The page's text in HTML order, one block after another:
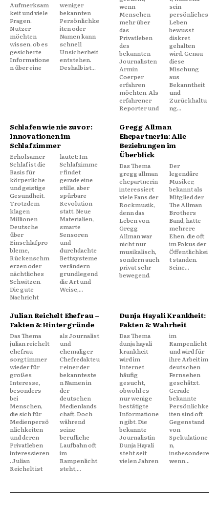
Aufmerksam
keit und viele
Fragen.
Nutzer
möchten
wissen, ob es
gesicherte
Informatione
n über eine
weniger
bekannten
Persönlichke
iten oder
Namen kann
schnell
Unsicherheit
entstehen.
Deshalb ist...
wenn
Menschen
mehr über
das
Privatleben
des
bekannten
Journalisten
Armin
Coerper
erfahren
möchten. Als
erfahrener
Reporter und
sein
persönliches
Leben
bewusst
diskret
gehalten
wird. Genau
diese
Mischung
aus
Bekanntheit
und
Zurückhaltu
ng...
Schlafen wie nie zuvor:
Innovationen im
Schlafzimmer
Erholsamer
Schlaf ist die
Basis für
körperliche
und geistige
Gesundheit.
Trotzdem
klagen
Millionen
Deutsche
über
Einschlafpro
bleme,
Rückenschm
erzen oder
nächtliches
Schwitzen.
Die gute
Nachricht
lautet: Im
Schlafzimme
r findet
gerade eine
stille, aber
spürbare
Revolution
statt. Neue
Materialien,
smarte
Sensoren
und
durchdachte
Bettsysteme
verändern
grundlegend
die Art und
Weise,...
Gregg Allman
Ehepartnerin: Alle
Beziehungen im
Überblick
Das Thema
gregg allman
ehepartnerin
interessiert
viele Fans der
Rockmusik,
denn das
Leben von
Gregg
Allman war
nicht nur
musikalisch,
sondern auch
privat sehr
bewegend.
Der
legendäre
Musiker,
bekannt als
Mitglied der
The Allman
Brothers
Band, hatte
mehrere
Ehen, die oft
im Fokus der
Öffentlichkei
t standen.
Seine...
Julian Reichelt Ehefrau –
Fakten & Hintergründe
Das Thema
julian reichelt
ehefrau
sorgt immer
wieder für
großes
Interesse,
besonders
bei
Menschen,
die sich für
Medienpersö
nlichkeiten
und deren
Privatleben
interessieren
. Julian
Reichelt ist
als Journalist
und
ehemaliger
Chefredakteu
r einer der
bekannteste
n Namen in
der
deutschen
Medienlands
chaft. Doch
während
seine
berufliche
Laufbahn oft
im
Rampenlicht
steht,...
Dunja Hayali Krankheit:
Fakten & Wahrheit
Das Thema
dunja hayali
krankheit
wird im
Internet
häufig
gesucht,
obwohl es
nur wenige
bestätigte
Informatione
n gibt. Die
bekannte
Journalistin
Dunja Hayali
steht seit
vielen Jahren
im
Rampenlicht
und wird für
ihre Arbeit im
deutschen
Fernsehen
geschätzt.
Gerade
bekannte
Persönlichke
iten sind oft
Gegenstand
von
Spekulatione
n,
insbesondere
wenn...